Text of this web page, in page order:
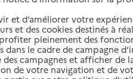
autour de Tuchan
et d’améliorer votre
et des cookies destinés à
pleinement des
dans le cadre de campagne
campagnes et afficher de
de votre navigation et de